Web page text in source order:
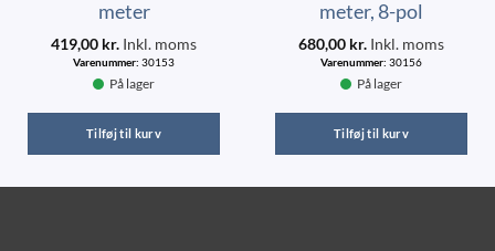
meter
419,00 kr. Inkl. moms
Varenummer: 30153
På lager
Tilføj til kurv
meter, 8-pol
680,00 kr. Inkl. moms
Varenummer: 30156
På lager
Tilføj til kurv